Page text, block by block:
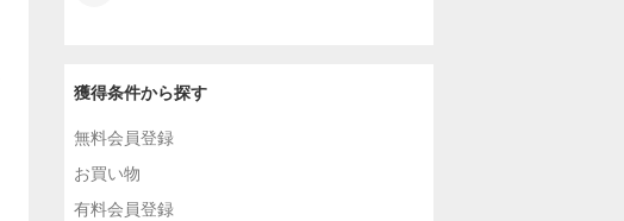
獲得条件から探す
無料会員登録
お買い物
有料会員登録